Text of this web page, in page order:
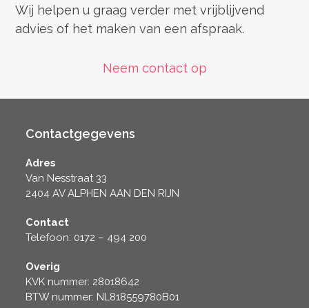
Wij helpen u graag verder met vrijblijvend
advies of het maken van een afspraak.
Neem contact op
Contactgegevens
Adres
Van Nesstraat 33
2404 AV ALPHEN AAN DEN RIJN
Contact
Telefoon: 0172 – 494 200
Overig
KVK nummer: 28018642
BTW nummer: NL818559780B01